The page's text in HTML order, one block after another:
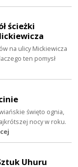
ścieżki
na ulicy Mickiewicza
ten pomysł
święto ognia,
nocy w roku.
Uhuru